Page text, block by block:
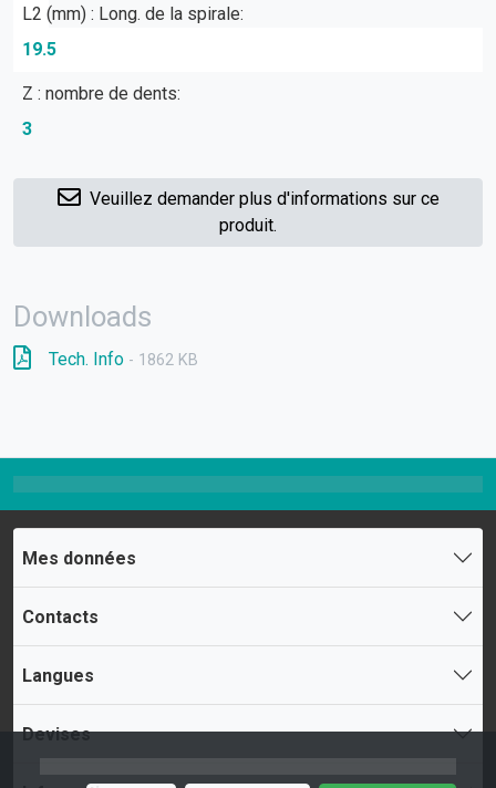
L2 (mm) : Long. de la spirale:
19.5
Z : nombre de dents:
3
Veuillez demander plus d'informations sur ce
produit.
Downloads
Tech. Info - 1862 KB
Mes données
Contacts
Langues
Devises